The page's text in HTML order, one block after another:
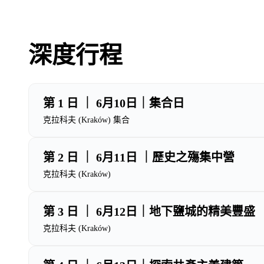
深度行程
第 1 日 ｜ 6月10日｜集合日
克拉科夫 (Kraków) 集合
第 2 日 ｜ 6月11日 ｜歷史之殤集中營
克拉科夫 (Kraków)
第 3 日 ｜ 6月12日｜地下鹽城的精美豐盛
克拉科夫 (Kraków)